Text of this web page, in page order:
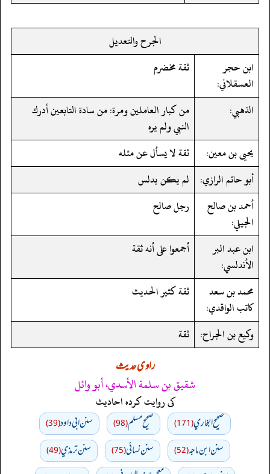
الجرح والتعديل
ابن حجر
العسقلاني:
ثقة مخضرم
الذهبي:
من كبار العاملين ومرة: من سادة التابعين أدرك
النبي ولم يره
يحيى بن معين:
ثقة لا يسأل عن مثله
أبو حاتم الرازي:
لم يكن يدلس
أحمد بن صالح
الجيلي:
رجل صالح
ابن عبد البر
الأندلسي:
أجمعوا على أنه ثقة
محمد بن سعد
كاتب الواقدي:
ثقة كثير الحديث
وكيع بن الجراح: ثقة
راوی حدیث
شقيق بن سلمة الأسدي، أبو وائل
کی روایت کردہ احادیث
صحيح البخاري(171) صحيح مسلم(98) سنن ابي داود(39)
سنن ابن ماجه(52) سنن نسائي(75) سنن ترمذي(49)